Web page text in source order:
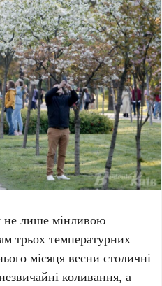
не лише мінливою
трьох температурних
місяця весни столичні
коливання, а